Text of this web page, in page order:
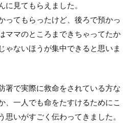
に見てもらえました。
ってもらったけど、後ろで預かっ
ママのところまできちゃってたか
ゃないほうが集中できると思いま
署で実際に救命をされている方な
、一人でも命をたすけるためにこ
思いがすごく伝わってきました。